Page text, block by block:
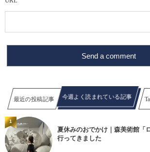
最近の投稿記事 今週よく読まれている記事
夏休みのおでかけ｜森美術館「
行ってきました
1